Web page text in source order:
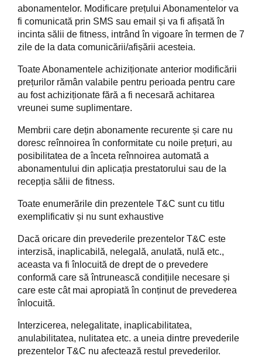
abonamentelor. Modificare prețului Abonamentelor va
fi comunicată prin SMS sau email și va fi afișată în
incinta sălii de fitness, intrând în vigoare în termen de 7
zile de la data comunicării/afișării acesteia.
Toate Abonamentele achiziționate anterior modificării
prețurilor rămân valabile pentru perioada pentru care
au fost achiziționate fără a fi necesară achitarea
vreunei sume suplimentare.
Membrii care dețin abonamente recurente și care nu
doresc reînnoirea în conformitate cu noile prețuri, au
posibilitatea de a înceta reînnoirea automată a
abonamentului din aplicația prestatorului sau de la
recepția sălii de fitness.
Toate enumerările din prezentele T&C sunt cu titlu
exemplificativ și nu sunt exhaustive
Dacă oricare din prevederile prezentelor T&C este
interzisă, inaplicabilă, nelegală, anulată, nulă etc.,
aceasta va fi înlocuită de drept de o prevedere
conformă care să întrunească condițiile necesare și
care este cât mai apropiată în conținut de prevederea
înlocuită.
Interzicerea, nelegalitate, inaplicabilitatea,
anulabilitatea, nulitatea etc. a uneia dintre prevederile
prezentelor T&C nu afectează restul prevederilor.